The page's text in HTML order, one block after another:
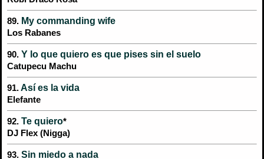
89. My commanding wife
Los Rabanes
90. Y lo que quiero es que pises sin el suelo
Catupecu Machu
91.Así es la vida
Elefante
92. Te quiero*
DJ Flex (Nigga)
93. Sin miedo a nada